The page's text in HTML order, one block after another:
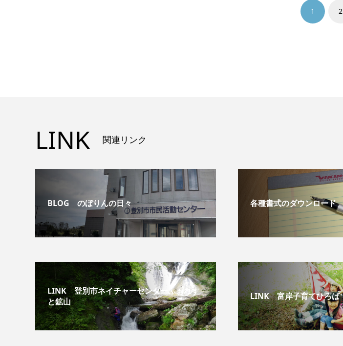
1 2
LINK 関連リンク
BLOG のぼりんの日々 各種書式のダウンロード
LINK 登別市ネイチャーセンターふぉれす
と鉱山
LINK 富岸子育てひろば